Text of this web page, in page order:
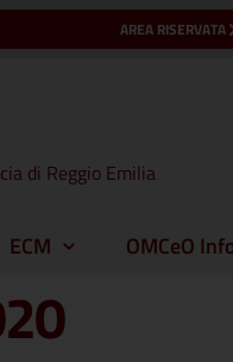
AREA RISERVATA
di Reggio Emilia
ECM OMCeO